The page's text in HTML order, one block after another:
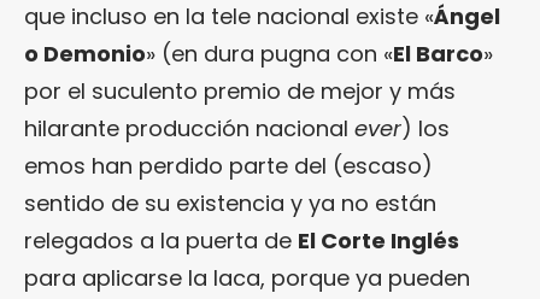
que incluso en la tele nacional existe «Ángel
o Demonio» (en dura pugna con «El Barco»
por el suculento premio de mejor y más
hilarante producción nacional ever) los
emos han perdido parte del (escaso)
sentido de su existencia y ya no están
relegados a la puerta de El Corte Inglés
para aplicarse la laca, porque ya pueden